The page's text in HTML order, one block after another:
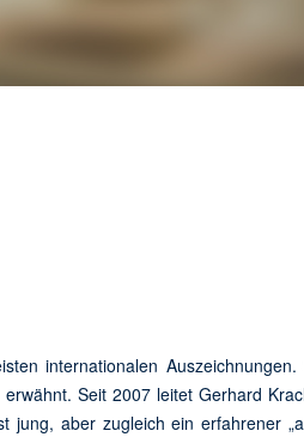
internationalen Auszeichnungen.
Seit 2007 leitet Gerhard
jung, aber zugleich ein erfahrener